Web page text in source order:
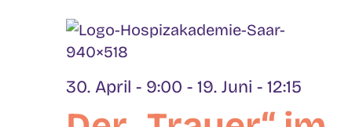
01.06.2026
wählen.
30. April - 9:00 - 19. Juni - 12:15